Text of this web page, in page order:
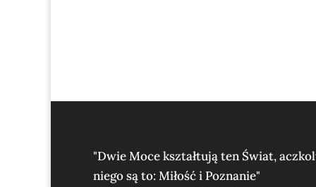
"Dwie Moce kształtują ten Świat,
niego są to: Miłość i Poznanie"